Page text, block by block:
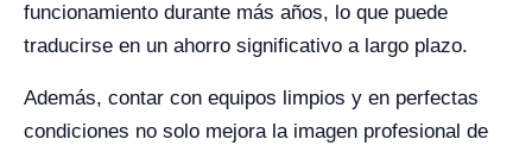
funcionamiento durante más años, lo que puede
traducirse en un ahorro significativo a largo plazo.
Además, contar con equipos limpios y en perfectas
condiciones no solo mejora la imagen profesional de